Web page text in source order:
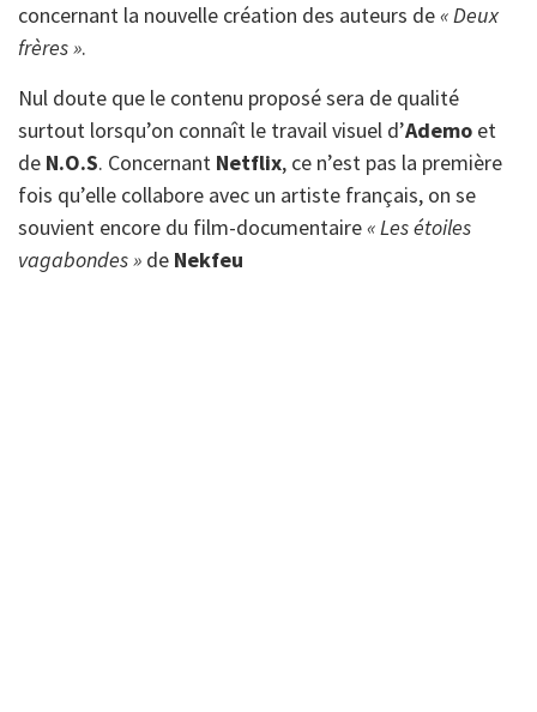
concernant la nouvelle création des auteurs de« Deux
frères ».
Nul doute que le contenu proposé sera de qualité
surtout lorsqu’on connaît le travail visuel d’Ademo et
de N.O.S. Concernant Netflix, ce n’est pas la première
fois qu’elle collabore avec un artiste français, on se
souvient encore du film-documentaire« Les étoiles
vagabondes » de Nekfeu